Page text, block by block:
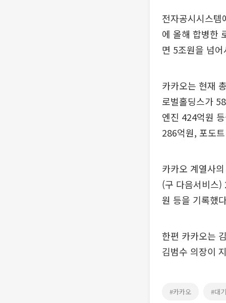
전자공시시스
에 올해 합병한
면 5조원을 넘
카카오는 현재
로벌홀딩스가
엔진 424억원
286억원, 포도
카카오 계열사
(구 다음서비스
원 등을 기록했
한편 카카오는
김범수 의장이
#카카오 #대